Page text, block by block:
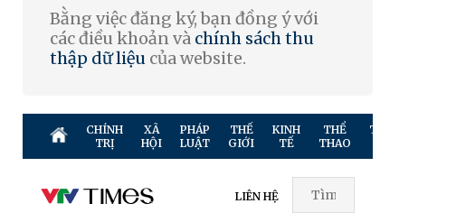
Bằng việc đăng ký, bạn đồng ý với
các điều khoản và chính sách thu
thập dữ liệu của website.
CHÍNH
TRỊ
XÃ
HỘI
PHÁP
LUẬT
THẾ
GIỚI
KINH
TẾ
THỂ
THAO
TRUYỀN
LIÊN HỆ